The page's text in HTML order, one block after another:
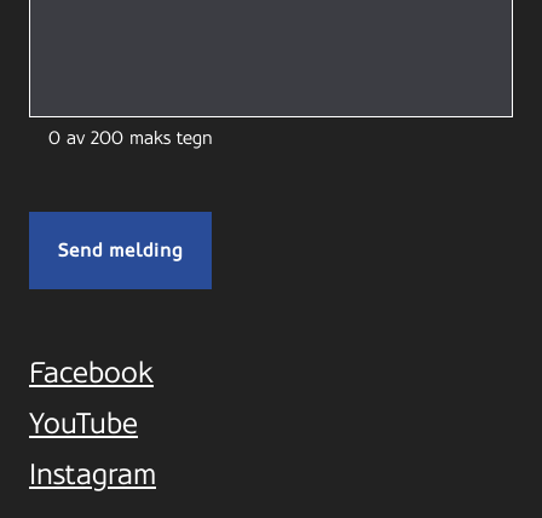
0 av 200 maks tegn
Facebook
YouTube
Instagram